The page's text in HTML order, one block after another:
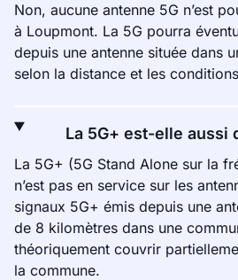
Non, aucune antenne 5G n’est
à Loupmont. La 5G pourra
depuis une antenne située dans
selon la distance et les
La 5G+ est-elle aussi
La 5G+ (5G Stand Alone sur la
n’est pas en service sur les
signaux 5G+ émis depuis une
de 8 kilomètres dans une
théoriquement couvrir
la commune.